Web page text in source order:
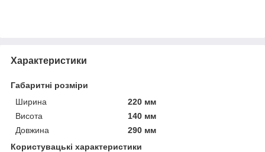
Характеристики
Габаритні розміри
Ширина
220 мм
Висота
140 мм
Довжина
290 мм
Користувацькі характеристики